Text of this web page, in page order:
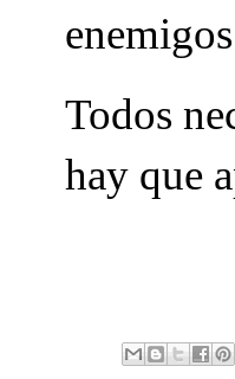
Todos
hay que